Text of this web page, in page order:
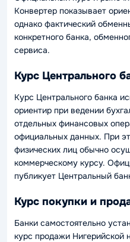
Конвертер показывает
однако фактический
конкретного банка,
сервиса.
Курс Центрального
Курс Центрального банка
ориентир при ведении
отдельных финансовых
официальных данных. При
физических лиц обычно
коммерческому курсу.
публикует Центральный
Курс покупки и
Банки самостоятельно
курс продажи